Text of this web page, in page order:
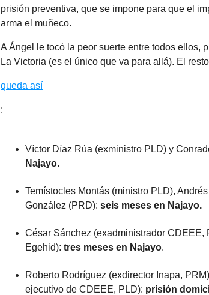
prisión preventiva, que se impone para que el
arma el muñeco.
A Ángel le tocó la peor suerte entre todos ellos,
La Victoria (es el único que va para allá). El
queda así
:
Víctor Díaz Rúa (exministro PLD) y
Najayo.
Temístocles Montás (ministro PLD),
González (PRD): seis meses en Najayo.
César Sánchez (exadministrador CDEEE,
Egehid): tres meses en Najayo.
Roberto Rodríguez (exdirector Inapa,
ejecutivo de CDEEE, PLD): prisión